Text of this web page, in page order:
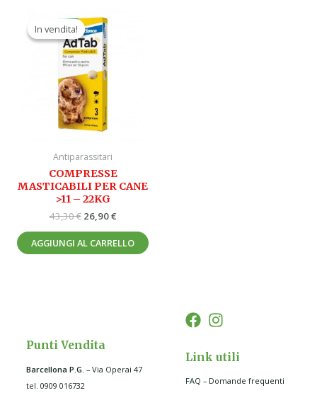
In vendita!
In vendita!
Antiparassitari
COMPRESSE
MASTICABILI PER CANE
>11 – 22KG
43,30€
prezzo
originale
era:
43,30 €.
26,90€
AGGIUNGI AL CARRELLO
Punti Vendita
Barcellona P.G. – Via Operai 47
tel. 0909 016732
Link utili
FAQ – Domande frequenti